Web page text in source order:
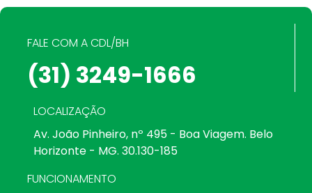
FALE COM A CDL/BH
(31) 3249-1666
LOCALIZAÇÃO
Av. João Pinheiro, nº 495 - Boa Viagem. Belo
Horizonte - MG. 30.130-185
FUNCIONAMENTO